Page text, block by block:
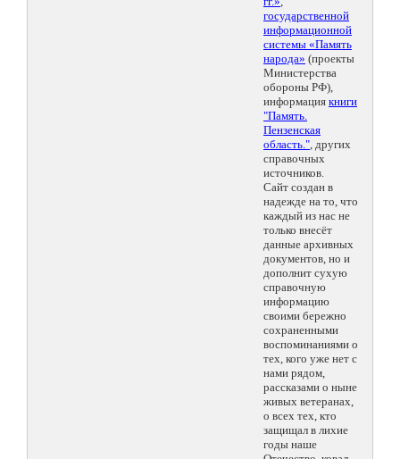
государственной
информационной
системы «Память
народа» (проекты
Министерства
обороны РФ),
информация книги
"Память.
Пензенская
область.", других
справочных
источников.
Сайт создан в
надежде на то, что
каждый из нас не
только внесёт
данные архивных
документов, но и
дополнит сухую
справочную
информацию
своими бережно
сохраненными
воспоминаниями о
тех, кого уже нет с
нами рядом,
рассказами о ныне
живых ветеранах,
о всех тех, кто
защищал в лихие
годы наше